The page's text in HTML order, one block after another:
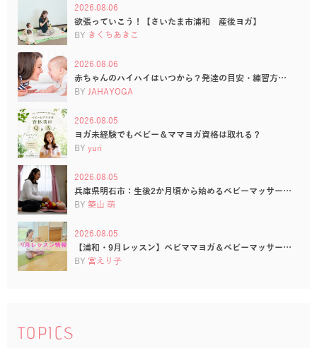
2026.08.06
欲張っていこう！【さいたま市浦和 産後ヨガ】
BY きくちあきこ
2026.08.06
赤ちゃんのハイハイはいつから？発達の目安・練習方…
BY JAHAYOGA
2026.08.05
ヨガ未経験でもベビー＆ママヨガ資格は取れる？
BY yuri
2026.08.05
兵庫県明石市：生後2か月頃から始めるベビーマッサー…
BY 築山 萌
2026.08.05
【浦和・9月レッスン】ベビママヨガ＆ベビーマッサー…
BY 宮えり子
TOPICS